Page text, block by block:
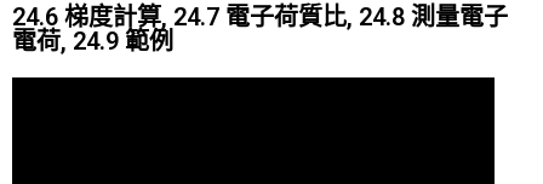
24.6 梯度計算, 24.7 電子荷質比, 24.8 測量電子
電荷, 24.9 範例